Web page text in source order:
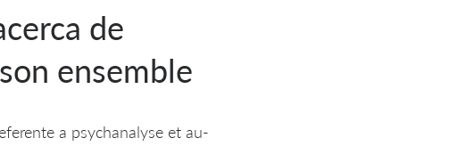
de
ensemble
a psychanalyse et au-